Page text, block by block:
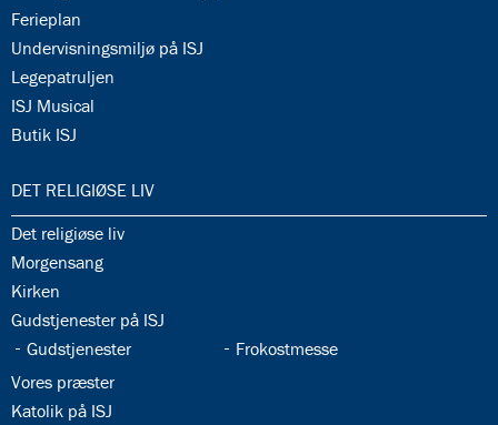
34.13:
Ferieplan
34.14:
Undervisningsmiljø på ISJ
34.15:
Legepatruljen
34.16:
ISJ Musical
34.17:
Butik ISJ
35.0:
DET RELIGIØSE LIV
35.1:
Det religiøse liv
35.2:
Morgensang
35.3:
Kirken
35.4:
Gudstjenester på ISJ
35.5:
Gudstjenester 35.6:
Frokostmesse
35.7:
Vores præster
35.8:
Katolik på ISJ